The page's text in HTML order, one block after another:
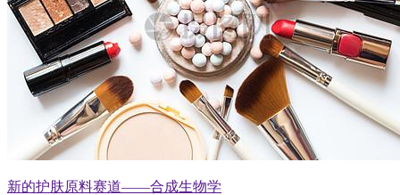
新的护肤原料赛道——合成生物学